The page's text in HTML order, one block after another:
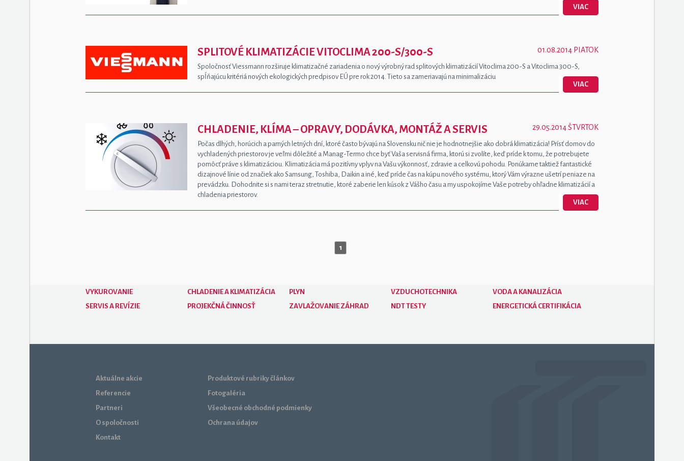
VIAC
VIAC
01.08.2014 PIATOK
SPLITOVÉ KLIMATIZÁCIE VITOCLIMA 200-S/300-S
Spoločnosť Viessmann rozširuje klimatizačné zariadenia o nový výrobný rad splitových klimatizácií Vitoclima 200-S a Vitoclima 300-S,
spĺňajúcu kritériá nových ekologických predpisov EÚ pre rok 2014. Tieto sa zameriavajú na minimalizáciu
VIAC
29.05.2014 ŠTVRTOK
CHLADENIE, KLÍMA – OPRAVY, DODÁVKA, MONTÁŽ A SERVIS
Počas dlhých, horúcich a parných letných dní, ktoré často bývajú na Slovensku nič nie je hodnotnejšie ako dobrá klimatizácia! Prísť domov do
vychladených priestorov je veľmi dôležité a Manag-Termo chce byť Vaša servisná firma, ktorú si zvolíte, keď príde k tomu, že potrebujete
pomôcť práve s klimatizáciou. Klimatizácia má pozitívny vplyv na Vašu výkonnosť, zdravie a celkovú pohodu. Ponúkame taktiež fantastické
dizajnové línie od značiek ako Samsung, Toshiba, Daikin a iné, keď príde čas na kúpu nového systému, ktorý Vám výrazne ušetrí peniaze na
prevádzku. Dohodnite si s nami teraz stretnutie, ktoré zaberie len kúsok z Vášho času a my uspokojíme Vaše potreby ohľadne klimatizácií a
chladenia priestorov.
1
VYKUROVANIE CHLADENIE A KLIMATIZÁCIA PLYN VZDUCHOTECHNIKA
VODA A KANALIZÁCIA
SERVIS A REVÍZIE
PROJEKČNÁ ČINNOSŤ ZAVLAŽOVANIE ZÁHRAD NDT TESTY ENERGETICKÁ CERTIFIKÁCIA
Aktuálne akcie
Referencie
Partneri
O spoločnosti
Kontakt
Produktové rubriky článkov
Fotogaléria
Všeobecné obchodné podmienky
Ochrana údajov